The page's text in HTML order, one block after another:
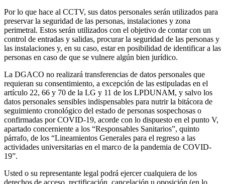
Por lo que hace al CCTV, sus datos personales serán utilizados para
preservar la seguridad de las personas, instalaciones y zona
perimetral. Estos serán utilizados con el objetivo de contar con un
control de entradas y salidas, procurar la seguridad de las personas y
las instalaciones y, en su caso, estar en posibilidad de identificar a las
personas en caso de que se vulnere algún bien jurídico.
La DGACO no realizará transferencias de datos personales que
requieran su consentimiento, a excepción de las estipuladas en el
artículo 22, 66 y 70 de la LG y 11 de los LPDUNAM, y salvo los
datos personales sensibles indispensables para nutrir la bitácora de
seguimiento cronológico del estado de personas sospechosas o
confirmadas por COVID-19, acorde con lo dispuesto en el punto V,
apartado concerniente a los “Responsables Sanitarios”, quinto
párrafo, de los “Lineamientos Generales para el regreso a las
actividades universitarias en el marco de la pandemia de COVID-
19”.
Usted o su representante legal podrá ejercer cualquiera de los